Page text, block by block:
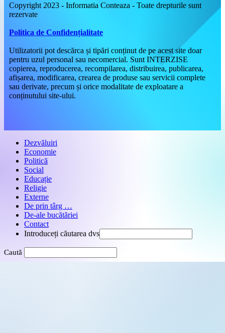
Copyright 2023 - Informatia Conteaza - Toate drepturile sunt
rezervate
Politica de Confidențialitate
Utilizatorii pot descărca și tipări conținut de pe acest site doar
pentru uzul personal sau necomercial. Sunt INTERZISE
copierea, reproducerea, recompilarea, distribuirea, publicarea,
afișarea, modificarea, crearea de produse sau servicii complete
sau derivate, precum și orice modalitate de exploatare a
conținutului site-ului.
Dezvăluiri
Economie
Politică
Social
Educație
Religie
Externe
De prin târg …
De-ale bucătăriei
Contact
Introduceți căutarea dvs
Search